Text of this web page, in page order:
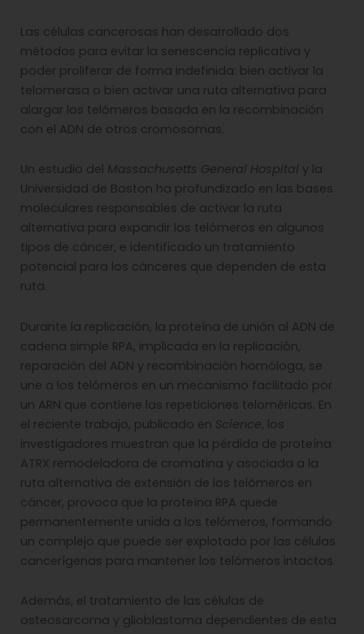
Las células cancerosas han desarrollado dos
métodos para evitar la senescencia replicativa y
poder proliferar de forma indefinida: bien activar la
telomerasa o bien activar una ruta alternativa para
alargar los telómeros basada en la recombinación
con el ADN de otros cromosomas.
Un estudio del Massachusetts General Hospital y la
Universidad de Boston ha profundizado en las bases
moleculares responsables de activar la ruta
alternativa para expandir los telómeros en algunos
tipos de cáncer, e identificado un tratamiento
potencial para los cánceres que dependen de esta
ruta.
Durante la replicación, la proteína de unión al ADN de
cadena simple RPA, implicada en la replicación,
reparación del ADN y recombinación homóloga, se
une a los telómeros en un mecanismo facilitado por
un ARN que contiene las repeticiones teloméricas. En
el reciente trabajo, publicado en Science, los
investigadores muestran que la pérdida de proteína
ATRX remodeladora de cromatina y asociada a la
ruta alternativa de extensión de los telómeros en
cáncer, provoca que la proteína RPA quede
permanentemente unida a los telómeros, formando
un complejo que puede ser explotado por las células
cancerígenas para mantener los telómeros intactos.
Además, el tratamiento de las células de
osteosarcoma y glioblastoma dependientes de esta